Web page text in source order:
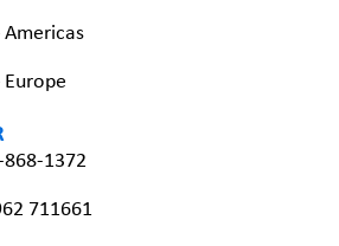
1372
711661